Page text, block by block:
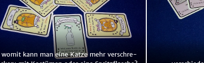
womit kann man eine Kat­ze mehr ver­schre­